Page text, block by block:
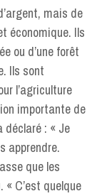
mais de
économique. Ils
ou d’une forêt
Ils sont
l’agriculture
importante de
déclaré : « Je
apprendre.
que les
C’est quelque